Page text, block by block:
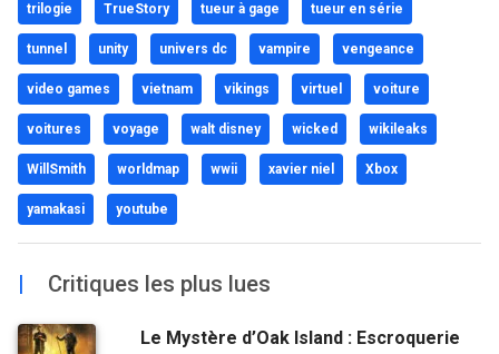
trilogie TrueStory tueur à gage tueur en série
tunnel unity univers dc vampire vengeance
video games vietnam vikings virtuel voiture
voitures voyage walt disney wicked wikileaks
WillSmith worldmap wwii xavier niel Xbox
yamakasi youtube
| Critiques les plus lues
Le Mystère d’Oak Island : Escroquerie